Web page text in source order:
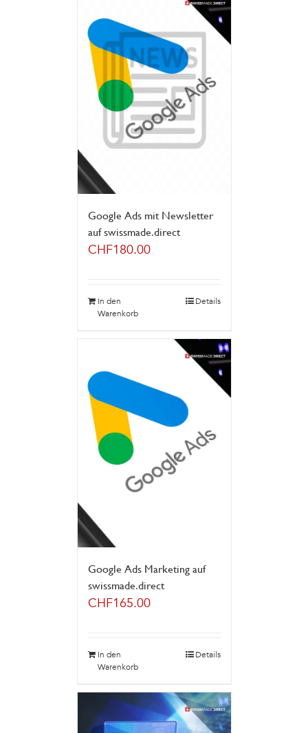
Google Ads mit Newsletter
auf swissmade.direct
CHF180.00
In den
Warenkorb
Details
Google Ads Marketing auf
swissmade.direct
CHF165.00
In den
Warenkorb
Details